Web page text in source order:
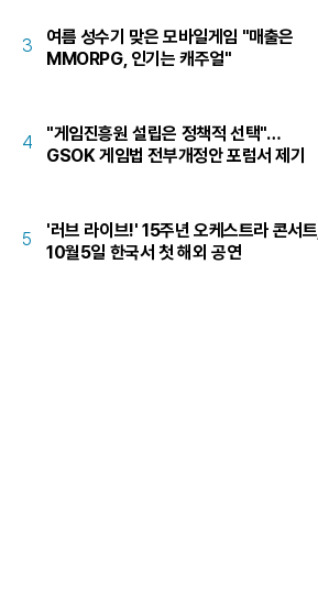
3
여름 성수기 맞은 모바일게임 "매출은
MMORPG, 인기는 캐주얼"
4
"게임진흥원 설립은 정책적 선택"…
GSOK 게임법 전부개정안 포럼서 제기
5
'러브 라이브!' 15주년 오케스트라 콘서트,
10월5일 한국서 첫 해외 공연